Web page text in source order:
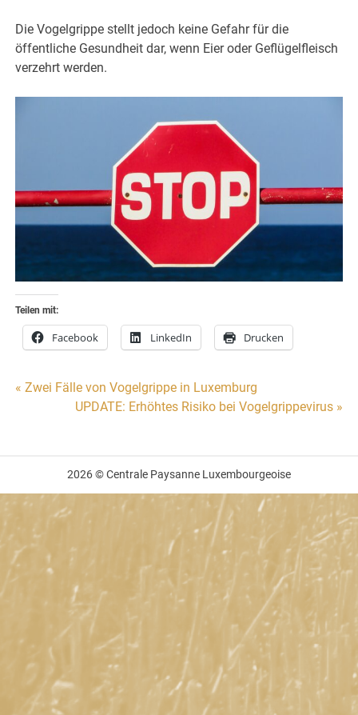
Die Vogelgrippe stellt jedoch keine Gefahr für die
öffentliche Gesundheit dar, wenn Eier oder Geflügelfleisch
verzehrt werden.
Teilen mit:
Facebook LinkedIn Drucken
Beitragsnavigation
« Zwei Fälle von Vogelgrippe in Luxemburg
UPDATE: Erhöhtes Risiko bei Vogelgrippevirus »
2026 © Centrale Paysanne Luxembourgeoise